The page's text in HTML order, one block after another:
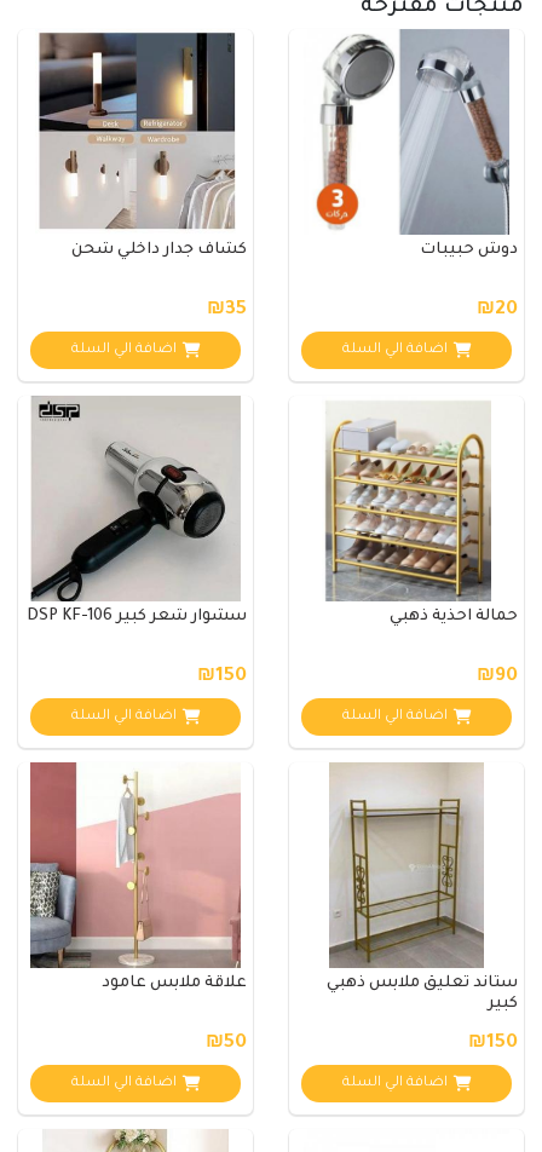
منتجات مقترحة
دوش حبيبات
₪20
اضافة الي السلة
كشاف جدار داخلي شحن
₪35
اضافة الي السلة
حمالة احذية ذهبي
₪90
اضافة الي السلة
سشوار شعر كبير DSP KF-106
₪150
اضافة الي السلة
ستاند تعليق ملابس ذهبي
كبير
₪150
اضافة الي السلة
علاقة ملابس عامود
₪50
اضافة الي السلة